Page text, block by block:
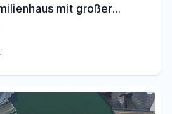
mit großer